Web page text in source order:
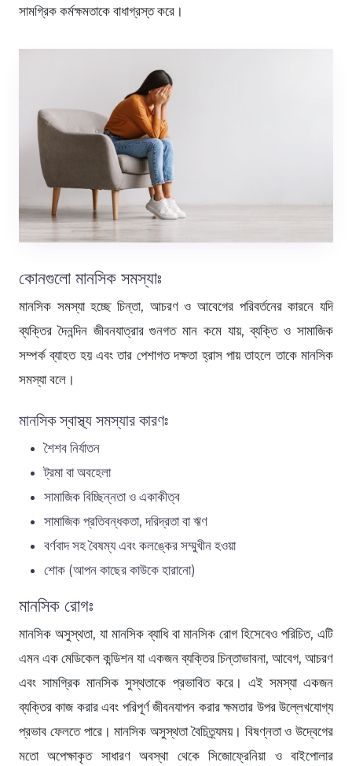
সামগ্রিক কর্মক্ষমতাকে বাধাগ্রস্ত করে।
কোনগুলো মানসিক সমস্যাঃ
মানসিক সমস্যা হচ্ছে চিন্তা, আচরণ ও আবেগের পরিবর্তনের কারনে যদি
ব্যক্তির দৈনন্দিন জীবনযাত্রার গুনগত মান কমে যায়, ব্যক্তি ও সামাজিক
সম্পর্ক ব্যাহত হয় এবং তার পেশাগত দক্ষতা হ্রাস পায় তাহলে তাকে মানসিক
সমস্যা বলে।
মানসিক স্বাস্থ্য সমস্যার কারণঃ
শৈশব নির্যাতন
ট্রমা বা অবহেলা
সামাজিক বিচ্ছিন্নতা ও একাকীত্ব
সামাজিক প্রতিবন্ধকতা, দরিদ্রতা বা ঋণ
বর্ণবাদ সহ বৈষম্য এবং কলঙ্কের সম্মুখীন হওয়া
শোক (আপন কাছের কাউকে হারানো)
মানসিক রোগঃ
মানসিক অসুস্থতা, যা মানসিক ব্যাধি বা মানসিক রোগ হিসেবেও পরিচিত, এটি
এমন এক মেডিকেল কন্ডিশন যা একজন ব্যক্তির চিন্তাভাবনা, আবেগ, আচরণ
এবং সামগ্রিক মানসিক সুস্থতাকে প্রভাবিত করে। এই সমস্যা একজন
ব্যক্তির কাজ করার এবং পরিপূর্ণ জীবনযাপন করার ক্ষমতার উপর উল্লেখযোগ্য
প্রভাব ফেলতে পারে। মানসিক অসুস্থতা বৈচিত্র্যময়। বিষণ্নতা ও উদ্বেগের
মতো অপেক্ষাকৃত সাধারণ অবস্থা থেকে সিজোফ্রেনিয়া ও বাইপোলার